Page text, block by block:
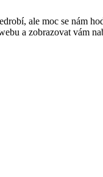
ale moc se nám
a zobrazovat vám